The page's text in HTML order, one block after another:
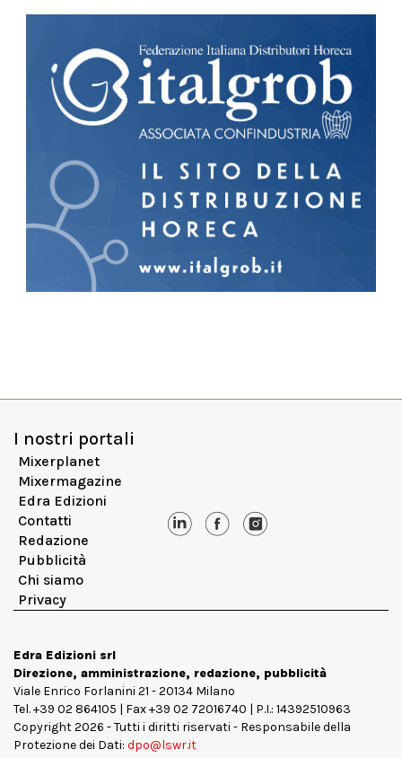
I nostri portali
Mixerplanet
Mixermagazine
Edra Edizioni
Contatti
Redazione
Pubblicità
Chi siamo
Privacy
Edra Edizioni srl
Direzione, amministrazione, redazione, pubblicità
Viale Enrico Forlanini 21 - 20134 Milano
Tel. +39 02 864105 | Fax +39 02 72016740 | P.I.: 14392510963
Copyright 2026 - Tutti i diritti riservati - Responsabile della
Protezione dei Dati: dpo@lswr.it